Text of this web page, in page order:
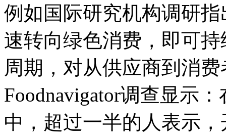
例如国际研究机构调研指
速转向绿色消费，即可
周期，对从供应商到消
Foodnavigator调查显示：
中，超过一半的人表示